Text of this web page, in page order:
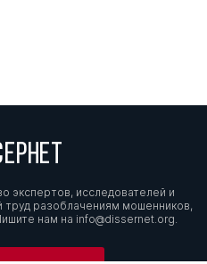
экспертов, исследователей и
разоблачениям мошенников,
нам на info@dissernet.org.